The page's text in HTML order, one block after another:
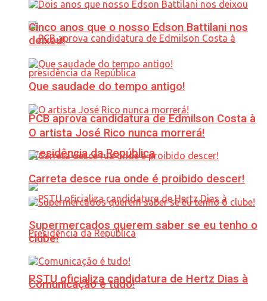
PCB aprova candidatura de Edmilson Costa à
presidência da República
PSTU oficializa candidatura de Hertz Dias à
Cinco anos que o nosso Edson Battilani nos
deixou!
Que saudade do tempo antigo!
O artista José Rico nunca morrerá!
Carreta desce rua onde é proibido descer!
Supermercados querem saber se eu tenho o
clube!
Comunicação é tudo!